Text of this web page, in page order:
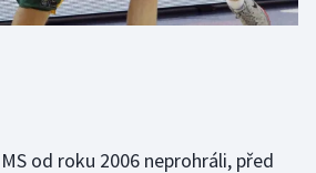
od roku 2006 neprohráli, před